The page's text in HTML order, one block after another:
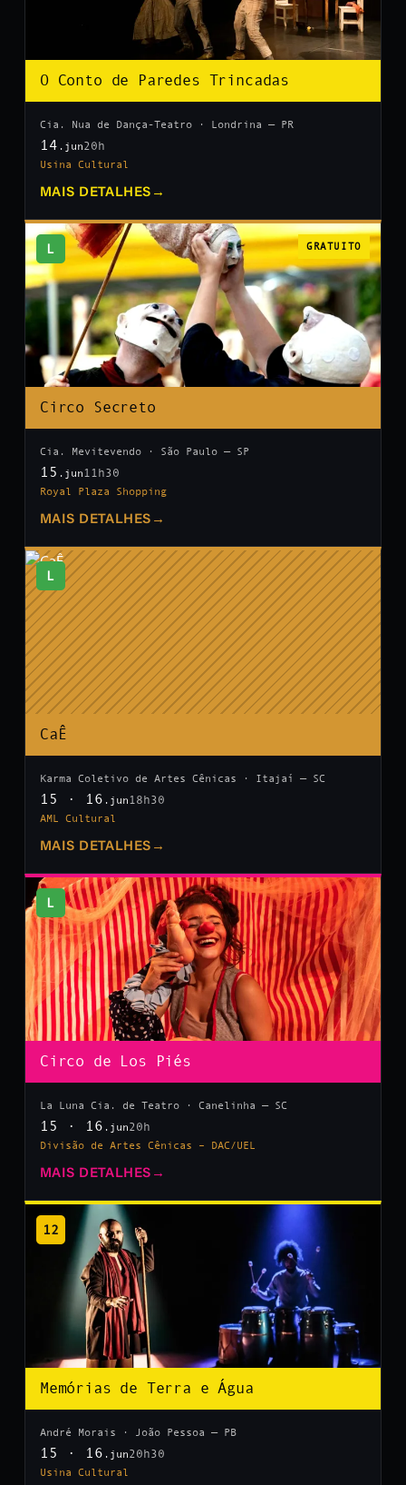
O Conto de Paredes Trincadas
Cia. Nua de Dança-Teatro · Londrina — PR
14 .jun20h
Usina Cultural
MAIS DETALHES →
L GRATUITO
Circo Secreto
Cia. Mevitevendo · São Paulo — SP
15 .jun 11h30
Royal Plaza Shopping
MAIS DETALHES →
L
CaÊ
Karma Coletivo de Artes Cênicas · Itajaí — SC
15 · 16 .jun 18h30
AML Cultural
MAIS DETALHES →
L
Circo de Los Piés
La Luna Cia. de Teatro · Canelinha — SC
15 · 16 .jun20h
Divisão de Artes Cênicas – DAC/UEL
MAIS DETALHES →
12
Memórias de Terra e Água
André Morais · João Pessoa — PB
15 · 16 .jun20h30
Usina Cultural